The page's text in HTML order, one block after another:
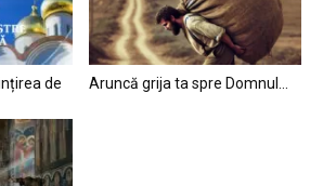
de
Aruncă grija ta spre Domnul…